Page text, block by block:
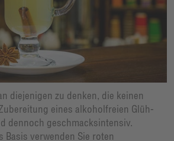
diejenigen zu denken, die keinen
eines alkoholfreien Glüh-
dennoch geschmacksintensiv.
Basis verwenden Sie roten